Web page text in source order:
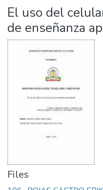
Estadísticas Externas
Manuales
El uso del
de enseñanza
Files